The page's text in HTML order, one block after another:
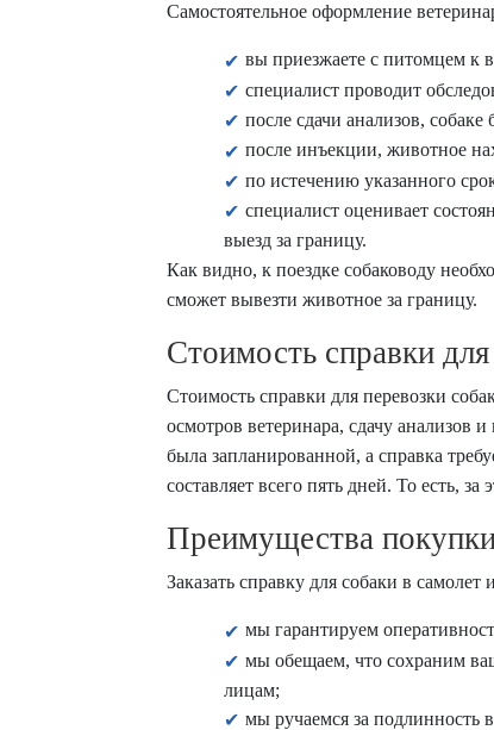
Самостоятельное оформление
вы приезжаете с питомцем к
специалист проводит
после сдачи анализов,
после инъекции, животное
по истечению указанного
специалист оценивает
выезд за границу.
Как видно, к поездке собаководу
сможет вывезти животное за границу.
Стоимость справки
Стоимость справки для перевозки
осмотров ветеринара, сдачу анализов
была запланированной, а справка
составляет всего пять дней. То есть,
Преимущества
Заказать справку для собаки в
мы гарантируем
мы обещаем, что сохраним
лицам;
мы ручаемся за подлинность